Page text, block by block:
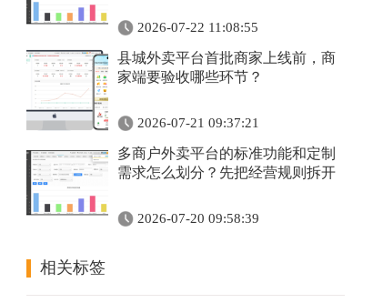
2026-07-22 11:08:55
县城外卖平台首批商家上线前，商
家端要验收哪些环节？
2026-07-21 09:37:21
多商户外卖平台的标准功能和定制
需求怎么划分？先把经营规则拆开
2026-07-20 09:58:39
相关标签